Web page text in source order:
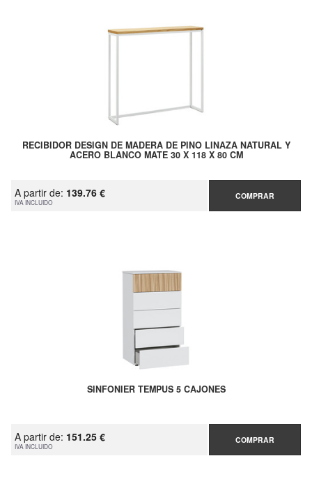
RECIBIDOR DESIGN DE MADERA DE PINO LINAZA NATURAL Y
ACERO BLANCO MATE 30 X 118 X 80 CM
A partir de: 139.76 €
IVA INCLUIDO
COMPRAR
SINFONIER TEMPUS 5 CAJONES
A partir de: 151.25 €
IVA INCLUIDO
COMPRAR